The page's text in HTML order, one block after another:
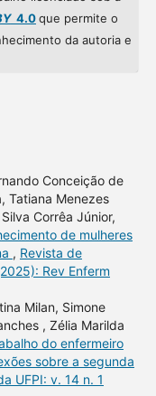
4.0que permite o
da autoria e
Conceição de
Tatiana Menezes
Corrêa Júnior,
de mulheres
, Revista de
Rev Enferm
Milan, Simone
, Zélia Marilda
do enfermeiro
sobre a segunda
UFPI: v. 14 n. 1